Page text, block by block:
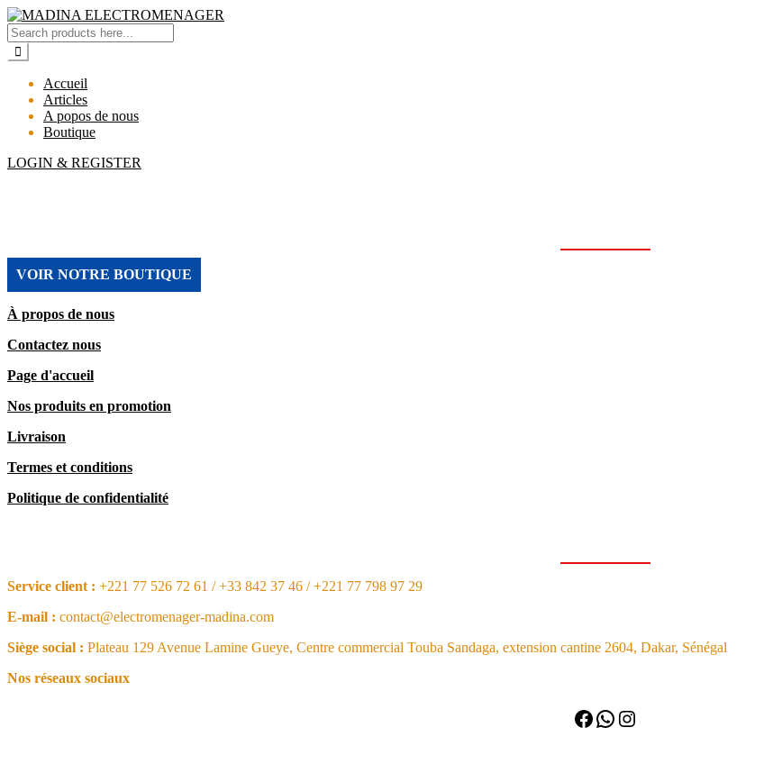
Accueil
Articles
A popos de nous
Boutique
LOGIN & REGISTER
VOIR NOTRE BOUTIQUE
À propos de nous
Contactez nous
Page d'accueil
Nos produits en promotion
Livraison
Termes et conditions
Politique de confidentialité
Service client : +221 77 526 72 61 / +33 842 37 46 / +221 77 798 97 29
E-mail : contact@electromenager-madina.com
Siège social : Plateau 129 Avenue Lamine Gueye, Centre commercial Touba Sandaga, extension cantine 2604, Dakar, Sénégal
Nos réseaux sociaux
Facebook
WhatsApp
Instagram